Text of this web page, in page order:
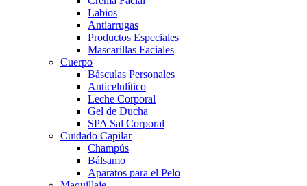
Labios
Antiarrugas
Productos Especiales
Mascarillas Faciales
Cuerpo
Básculas Personales
Anticelulítico
Leche Corporal
Gel de Ducha
SPA Sal Corporal
Cuidado Capilar
Champús
Bálsamo
Aparatos para el Pelo